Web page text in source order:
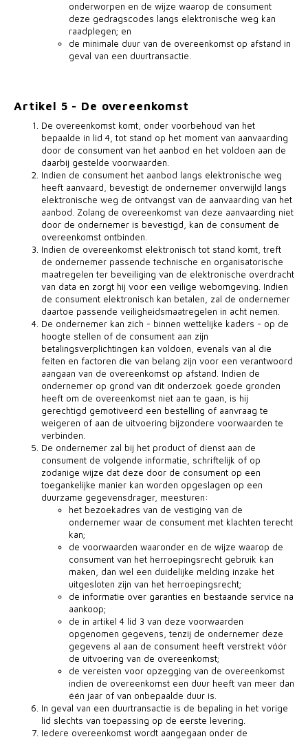
onderworpen en de wijze waarop de consument
deze gedragscodes langs elektronische weg kan
raadplegen; en
de minimale duur van de overeenkomst op afstand in
geval van een duurtransactie.
Artikel 5 - De overeenkomst
De overeenkomst komt, onder voorbehoud van het
bepaalde in lid 4, tot stand op het moment van aanvaarding
door de consument van het aanbod en het voldoen aan de
daarbij gestelde voorwaarden.
Indien de consument het aanbod langs elektronische weg
heeft aanvaard, bevestigt de ondernemer onverwijld langs
elektronische weg de ontvangst van de aanvaarding van het
aanbod. Zolang de overeenkomst van deze aanvaarding niet
door de ondernemer is bevestigd, kan de consument de
overeenkomst ontbinden.
Indien de overeenkomst elektronisch tot stand komt, treft
de ondernemer passende technische en organisatorische
maatregelen ter beveiliging van de elektronische overdracht
van data en zorgt hij voor een veilige webomgeving. Indien
de consument elektronisch kan betalen, zal de ondernemer
daartoe passende veiligheidsmaatregelen in acht nemen.
De ondernemer kan zich - binnen wettelijke kaders - op de
hoogte stellen of de consument aan zijn
betalingsverplichtingen kan voldoen, evenals van al die
feiten en factoren die van belang zijn voor een verantwoord
aangaan van de overeenkomst op afstand. Indien de
ondernemer op grond van dit onderzoek goede gronden
heeft om de overeenkomst niet aan te gaan, is hij
gerechtigd gemotiveerd een bestelling of aanvraag te
weigeren of aan de uitvoering bijzondere voorwaarden te
verbinden.
De ondernemer zal bij het product of dienst aan de
consument de volgende informatie, schriftelijk of op
zodanige wijze dat deze door de consument op een
toegankelijke manier kan worden opgeslagen op een
duurzame gegevensdrager, meesturen:
het bezoekadres van de vestiging van de
ondernemer waar de consument met klachten terecht
kan;
de voorwaarden waaronder en de wijze waarop de
consument van het herroepingsrecht gebruik kan
maken, dan wel een duidelijke melding inzake het
uitgesloten zijn van het herroepingsrecht;
de informatie over garanties en bestaande service na
aankoop;
de in artikel 4 lid 3 van deze voorwaarden
opgenomen gegevens, tenzij de ondernemer deze
gegevens al aan de consument heeft verstrekt vóór
de uitvoering van de overeenkomst;
de vereisten voor opzegging van de overeenkomst
indien de overeenkomst een duur heeft van meer dan
één jaar of van onbepaalde duur is.
In geval van een duurtransactie is de bepaling in het vorige
lid slechts van toepassing op de eerste levering.
Iedere overeenkomst wordt aangegaan onder de